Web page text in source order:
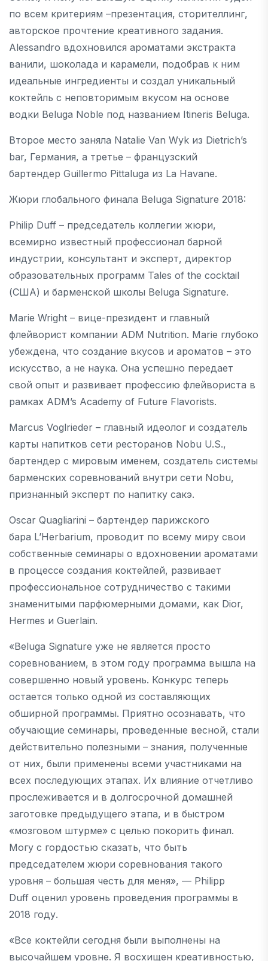
по всем критериям –презентация, сторителлинг,
авторское прочтение креативного задания.
Alessandro вдохновился ароматами экстракта
ванили, шоколада и карамели, подобрав к ним
идеальные ингредиенты и создал уникальный
коктейль c неповторимым вкусом на основе
водки Beluga Noble под названием Itineris Beluga.
Второе место заняла Natalie Van Wyk из Dietrich’s
bar, Германия, а третье – французский
бартендер Guillermo Pittaluga из La Havane.
Жюри глобального финала Beluga Signature 2018:
Philip Duff – председатель коллегии жюри,
всемирно известный профессионал барной
индустрии, консультант и эксперт, директор
образовательных программ Tales of the cocktail
(США) и барменской школы Beluga Signature.
Marie Wright – вице-президент и главный
флейворист компании ADM Nutrition. Marie глубоко
убеждена, что создание вкусов и ароматов – это
искусство, а не наука. Она успешно передает
свой опыт и развивает профессию флейвориста в
рамках ADM’s Academy of Future Flavorists.
Marcus Voglrieder – главный идеолог и создатель
карты напитков сети ресторанов Nobu U.S.,
бартендер с мировым именем, создатель системы
барменских соревнований внутри сети Nobu,
признанный эксперт по напитку сакэ.
Oscar Quagliarini – бартендер парижского
бара L’Herbarium, проводит по всему миру свои
собственные семинары о вдохновении ароматами
в процессе создания коктейлей, развивает
профессиональное сотрудничество с такими
знаменитыми парфюмерными домами, как Dior,
Hermes и Guerlain.
«Beluga Signature уже не является просто
соревнованием, в этом году программа вышла на
совершенно новый уровень. Конкурс теперь
остается только одной из составляющих
обширной программы. Приятно осознавать, что
обучающие семинары, проведенные весной, стали
действительно полезными – знания, полученные
от них, были применены всеми участниками на
всех последующих этапах. Их влияние отчетливо
прослеживается и в долгосрочной домашней
заготовке предыдущего этапа, и в быстром
«мозговом штурме» с целью покорить финал.
Могу с гордостью сказать, что быть
председателем жюри соревнования такого
уровня – большая честь для меня», — Philipp
Duff оценил уровень проведения программы в
2018 году.
«Все коктейли сегодня были выполнены на
высочайшем уровне. Я восхищен креативностью,